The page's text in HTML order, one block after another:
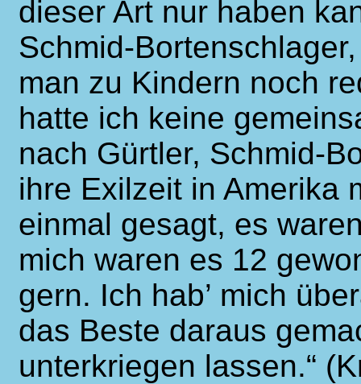
dieser Art nur haben
Schmid-
man zu Kindern noch
hatte ich keine
nach Gürtler, Schmid-
ihre Exilzeit in Amerika
einmal gesagt, es
mich waren es 12
gern. Ich hab’ mich
das Beste daraus
unterkriegen lassen.“